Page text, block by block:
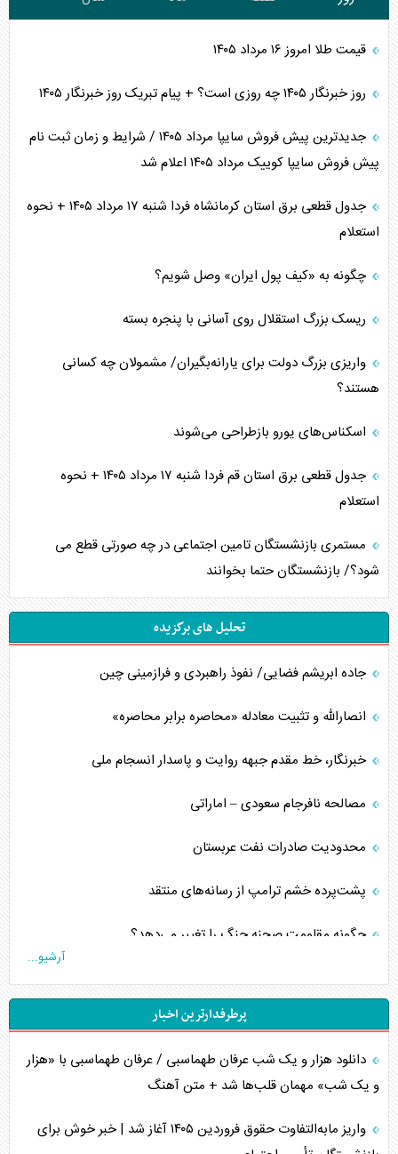
قیمت طلا امروز ۱۶ مرداد ۱۴۰۵
روز خبرنگار ۱۴۰۵ چه روزی است؟ + پیام تبریک روز خبرنگار ۱۴۰۵
جدیدترین پیش فروش سایپا مرداد ۱۴۰۵ / شرایط و زمان ثبت نام
پیش فروش سایپا کوییک مرداد ۱۴۰۵ اعلام شد
جدول قطعی برق استان کرمانشاه فردا شنبه ۱۷ مرداد ۱۴۰۵ + نحوه
استعلام
چگونه به «کیف پول ایران» وصل شویم؟
ریسک بزرگ استقلال روی آسانی با پنجره بسته
واریزی بزرگ دولت برای یارانه‌بگیران/ مشمولان چه کسانی
هستند؟
اسکناس‌های یورو بازطراحی می‌شوند
جدول قطعی برق استان قم فردا شنبه ۱۷ مرداد ۱۴۰۵ + نحوه
استعلام
مستمری بازنشستگان تامین اجتماعی در چه صورتی قطع می
شود؟/ بازنشستگان حتما بخوانند
تحلیل های برگزیده
جاده ابریشم فضایی/ نفوذ راهبردی و فرازمینی چین
انصارالله و تثبیت معادله «محاصره برابر محاصره»
خبرنگار، خط مقدم جبهه روایت و پاسدار انسجام ملی
مصالحه نافرجام سعودی – اماراتی
محدودیت صادرات نفت عربستان
پشت‌پرده خشم ترامپ از رسانه‌های منتقد
چگونه مقاومت صحنه جنگ را تغییر می‌دهد؟
جنگ رمضان و معضل حضور نظامیان آمریکایی
تحلیل جامع پدیده تراستی‌ها
تأثیر جنگ ایران و آمریکا بر اقتصاد جهانی
آرشیو...
پرطرفدارترین اخبار
دانلود هزار و یک شب عرفان طهماسبی / عرفان طهماسبی با «هزار
و یک شب» مهمان قلب‌ها شد + متن آهنگ
واریز مابه‌التفاوت حقوق فروردین ۱۴۰۵ آغاز شد | خبر خوش برای